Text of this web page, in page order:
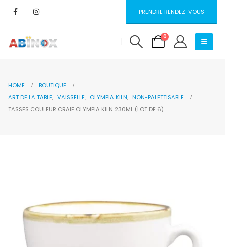
PRENDRE RENDEZ-VOUS
0
HOME
BOUTIQUE
ART DE LA TABLE, VAISSELLE, OLYMPIA KILN, NON-PALETTISABLE
TASSES COULEUR CRAIE OLYMPIA KILN 230ML (LOT DE 6)